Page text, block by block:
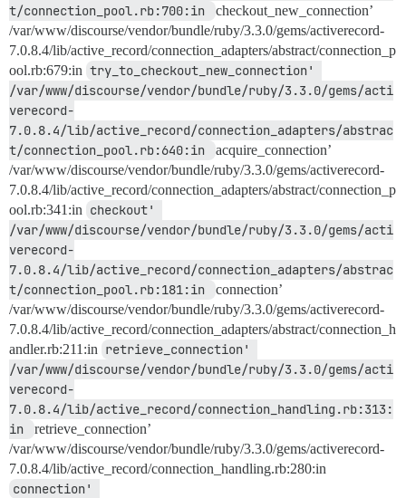
t/connection_pool.rb:700:in
checkout_new_connection’
/var/www/discourse/vendor/bundle/ruby/3.3.0/gems/activerecord-
7.0.8.4/lib/active_record/connection_adapters/abstract/connection_p
ool.rb:679:in try_to_checkout_new_connection'
/var/www/discourse/vendor/bundle/ruby/3.3.0/gems/acti
verecord-
7.0.8.4/lib/active_record/connection_adapters/abstrac
t/connection_pool.rb:640:in
acquire_connection’
/var/www/discourse/vendor/bundle/ruby/3.3.0/gems/activerecord-
7.0.8.4/lib/active_record/connection_adapters/abstract/connection_p
ool.rb:341:in checkout'
/var/www/discourse/vendor/bundle/ruby/3.3.0/gems/acti
verecord-
7.0.8.4/lib/active_record/connection_adapters/abstrac
t/connection_pool.rb:181:in
connection’
/var/www/discourse/vendor/bundle/ruby/3.3.0/gems/activerecord-
7.0.8.4/lib/active_record/connection_adapters/abstract/connection_h
andler.rb:211:in retrieve_connection'
/var/www/discourse/vendor/bundle/ruby/3.3.0/gems/acti
verecord-
7.0.8.4/lib/active_record/connection_handling.rb:313:
in
retrieve_connection’
/var/www/discourse/vendor/bundle/ruby/3.3.0/gems/activerecord-
7.0.8.4/lib/active_record/connection_handling.rb:280:in
connection'